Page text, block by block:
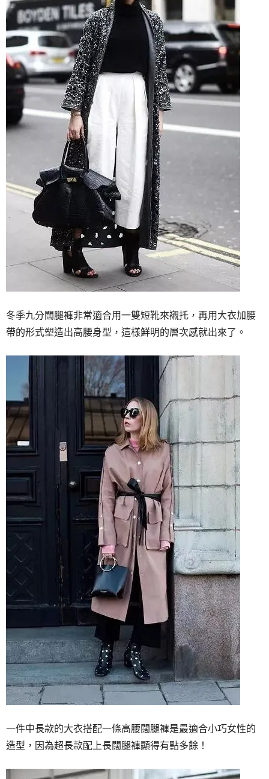
冬季九分闊腿褲非常適合用一雙短靴來襯托，再用大衣加腰
帶的形式塑造出高腰身型，這樣鮮明的層次感就出來了。
一件中長款的大衣搭配一條高腰闊腿褲是最適合小巧女性的
造型，因為超長款配上長闊腿褲顯得有點多餘！